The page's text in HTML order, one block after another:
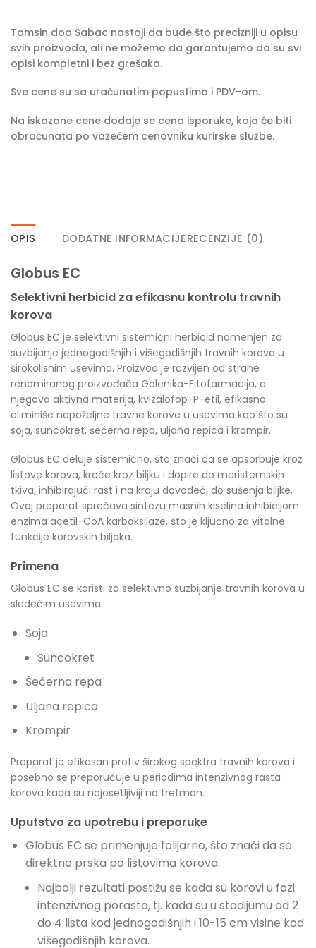
Tomsin doo Šabac nastoji da bude što precizniji u opisu
svih proizvoda, ali ne možemo da garantujemo da su svi
opisi kompletni i bez grešaka.
Sve cene su sa uračunatim popustima i PDV-om.
Na iskazane cene dodaje se cena isporuke, koja će biti
obračunata po važećem cenovniku kurirske službe.
OPIS DODATNE INFORMACIJERECENZIJE (0)
Globus EC
Selektivni herbicid za efikasnu kontrolu travnih
korova
Globus EC je selektivni sistemični herbicid namenjen za
suzbijanje jednogodišnjih i višegodišnjih travnih korova u
širokolisnim usevima. Proizvod je razvijen od strane
renomiranog proizvođača Galenika-Fitofarmacija, a
njegova aktivna materija, kvizalofop-P-etil, efikasno
eliminiše nepoželjne travne korove u usevima kao što su
soja, suncokret, šećerna repa, uljana repica i krompir.
Globus EC deluje sistemično, što znači da se apsorbuje kroz
listove korova, kreće kroz biljku i dopire do meristemskih
tkiva, inhibirajući rast i na kraju dovodeći do sušenja biljke.
Ovaj preparat sprečava sintezu masnih kiselina inhibicijom
enzima acetil-CoA karboksilaze, što je ključno za vitalne
funkcije korovskih biljaka.
Primena
Globus EC se koristi za selektivno suzbijanje travnih korova u
sledećim usevima:
Soja
Suncokret
Šećerna repa
Uljana repica
Krompir
Preparat je efikasan protiv širokog spektra travnih korova i
posebno se preporučuje u periodima intenzivnog rasta
korova kada su najosetljiviji na tretman.
Uputstvo za upotrebu i preporuke
Globus EC se primenjuje folijarno, što znači da se
direktno prska po listovima korova.
Najbolji rezultati postižu se kada su korovi u fazi
intenzivnog porasta, tj. kada su u stadijumu od 2
do 4 lista kod jednogodišnjih i 10-15 cm visine kod
višegodišnjih korova.